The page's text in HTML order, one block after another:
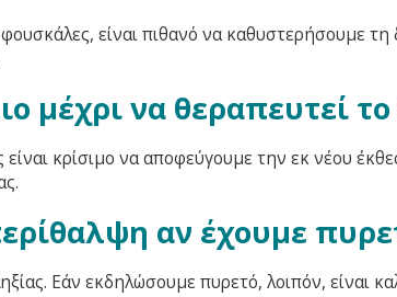
είναι πιθανό να καθυστερήσουμε τη
μέχρι να θεραπευτεί
κρίσιμο να αποφεύγουμε την εκ νέου
αν έχουμε
Εάν εκδηλώσουμε πυρετό, λοιπόν, είναι